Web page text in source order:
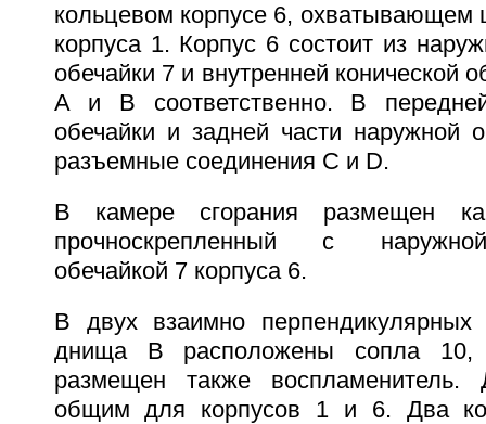
кольцевом корпусе 6, охватывающем
корпуса 1. Корпус 6 состоит из
обечайки 7 и внутренней конической
А и В соответственно. В
обечайки и задней части наружной
разъемные соединения С и D.
В камере сгорания размещен
прочноскрепленный с
обечайкой 7 корпуса 6.
В двух взаимно перпендикулярных
днища В расположены сопла
размещен также
общим для корпусов 1 и 6. Два